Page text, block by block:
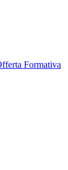
Formativa